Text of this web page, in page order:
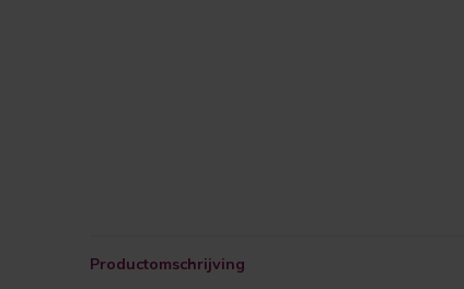
Productomschrijving